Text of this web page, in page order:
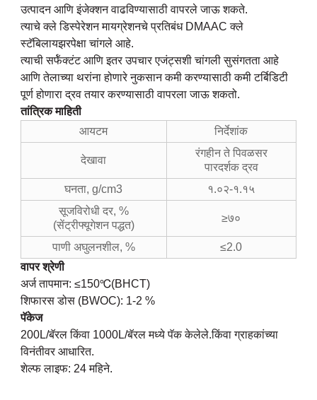
उत्पादन आणि इंजेक्शन वाढविण्यासाठी वापरले जाऊ शकते.
त्याचे क्ले डिस्पेरेशन मायग्रेशनचे प्रतिबंध DMAAC क्ले
स्टॅबिलायझरपेक्षा चांगले आहे.
त्याची सर्फॅक्टंट आणि इतर उपचार एजंट्सशी चांगली सुसंगतता आहे
आणि तेलाच्या थरांना होणारे नुकसान कमी करण्यासाठी कमी टर्बिडिटी
पूर्ण होणारा द्रव तयार करण्यासाठी वापरला जाऊ शकतो.
तांत्रिक माहिती
आयटम
निर्देशांक
देखावा
रंगहीन ते पिवळसर
पारदर्शक द्रव
घनता, g/cm3
१.०२-१.१५
सूजविरोधी दर, %
(सेंट्रीफ्यूगेशन पद्धत)
≥७०
पाणी अघुलनशील, %
≤2.0
वापर श्रेणी
अर्ज तापमान: ≤150℃(BHCT)
शिफारस डोस (BWOC): 1-2 %
पॅकेज
200L/बॅरल किंवा 1000L/बॅरल मध्ये पॅक केलेले.किंवा ग्राहकांच्या
विनंतीवर आधारित.
शेल्फ लाइफ: 24 महिने.